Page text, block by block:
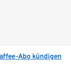
Abo kündigen